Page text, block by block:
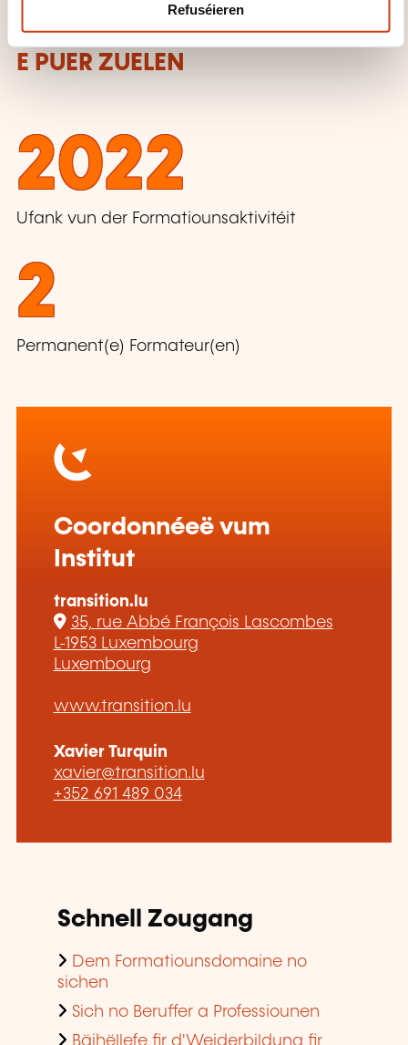
Refuséieren
E PUER ZUELEN
2022
Ufank vun der Formatiounsaktivitéit
2
Permanent(e) Formateur(en)
Coordonnéeë vum
Institut
transition.lu
35, rue Abbé François Lascombes
L-1953 Luxembourg
Luxembourg
www.transition.lu
Xavier Turquin
xavier@transition.lu
+352 691 489 034
Schnell Zougang
Dem Formatiounsdomaine no
sichen
Sich no Beruffer a Professiounen
Bäihëllefe fir d'Weiderbildung fir